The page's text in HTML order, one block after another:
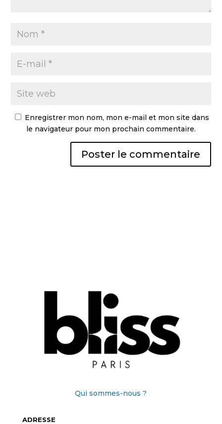
Enregistrer mon nom, mon e-mail et mon site dans
le navigateur pour mon prochain commentaire.
Qui sommes-nous ?
ADRESSE